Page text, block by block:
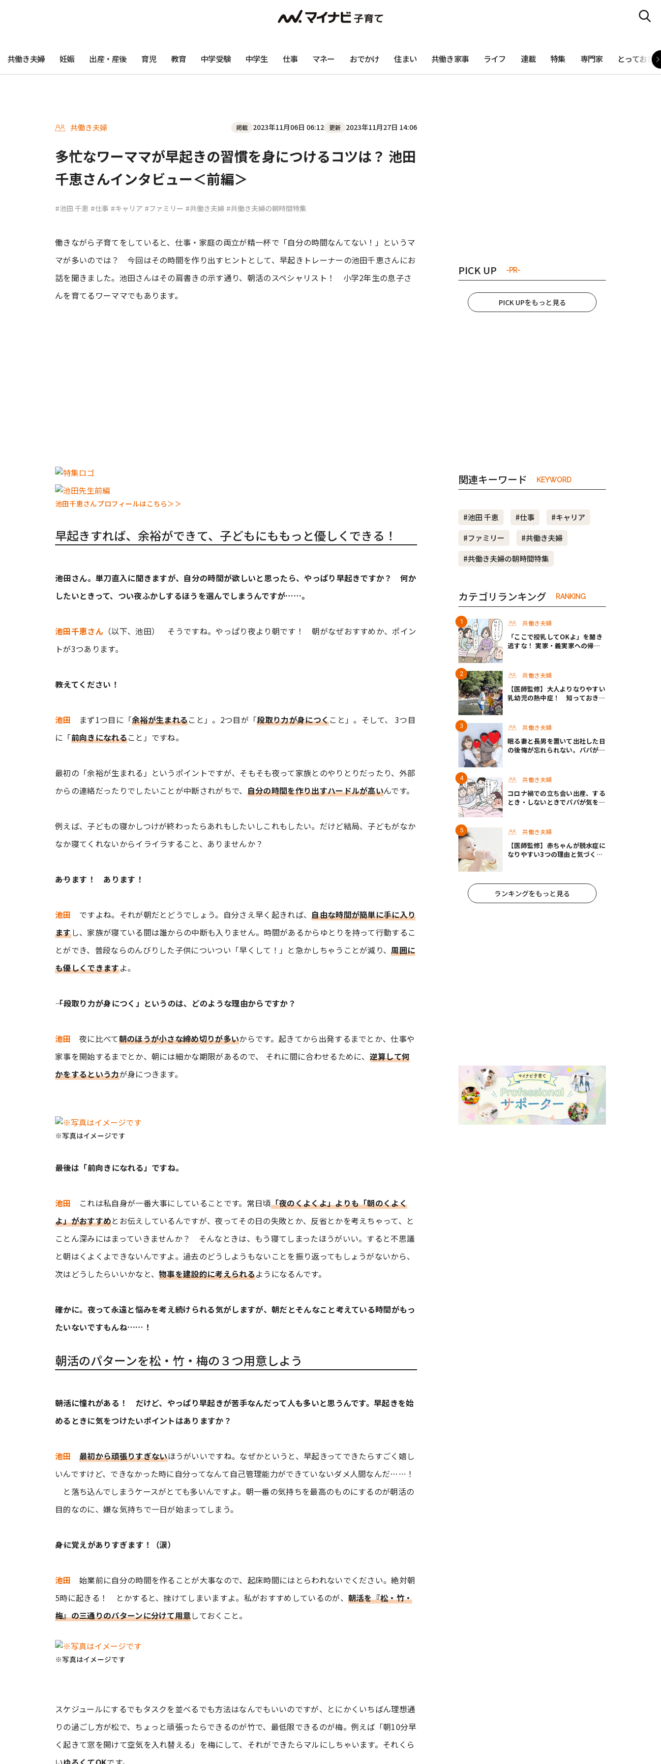
#渡邊大地の令和的ワーパパ道
共働き夫婦 妊娠 出産・産後 育児 教育 中学受験 中学生 仕事 マネー おでかけ 住まい 共働き家事 ライフ 連載 特集 専門家 とっておき
共働き夫婦 掲載 2023年11月06日 06:12 更新 2023年11月27日 14:06
多忙なワーママが早起きの習慣を身につけるコツは？ 池田
千恵さんインタビュー＜前編＞
#池田 千恵 #仕事 #キャリア #ファミリー #共働き夫婦 #共働き夫婦の朝時間特集
働きながら子育てをしていると、仕事・家庭の両立が精一杯で「自分の時間なんてない！」というマ
マが多いのでは？ 今回はその時間を作り出すヒントとして、早起きトレーナーの池田千恵さんにお
話を聞きました。池田さんはその肩書きの示す通り、朝活のスペシャリスト！ 小学2年生の息子さ
んを育てるワーママでもあります。
池田千恵さんプロフィールはこちら＞＞
早起きすれば、余裕ができて、子どもにももっと優しくできる！
――池田さん。単刀直入に聞きますが、自分の時間が欲しいと思ったら、やっぱり早起きですか？ 何か
したいときって、つい夜ふかしするほうを選んでしまうんですが……。
池田千恵さん（以下、池田） そうですね。やっぱり夜より朝です！ 朝がなぜおすすめか、ポイン
トが3つあります。
――教えてください！
池田 まず1つ目に「余裕が生まれること」。2つ目が「段取り力が身につくこと」。そして、 3つ目
に「前向きになれること」ですね。
最初の「余裕が生まれる」というポイントですが、そもそも夜って家族とのやりとりだったり、外部
からの連絡だったりでしたいことが中断されがちで、 自分の時間を作り出すハードルが高いんです。
例えば、子どもの寝かしつけが終わったらあれもしたいしこれもしたい。だけど結局、子どもがなか
なか寝てくれないからイライラすること、ありませんか？
――あります！ あります！
池田 ですよね。それが朝だとどうでしょう。自分さえ早く起きれば、自由な時間が簡単に手に入り
ますし、家族が寝ている間は誰からの中断も入りません。時間があるからゆとりを持って行動するこ
とができ、普段ならのんびりした子供についつい「早くして！」と急かしちゃうことが減り、周囲に
も優しくできますよ。
――「段取り力が身につく」というのは、どのような理由からですか？
池田 夜に比べて朝のほうが小さな締め切りが多いからです。起きてから出発するまでとか、仕事や
家事を開始するまでとか、朝には細かな期限があるので、 それに間に合わせるために、 逆算して何
かをするという力が身につきます。
※写真はイメージです
――最後は「前向きになれる」ですね。
池田 これは私自身が一番大事にしていることです。常日頃「夜のくよくよ」よりも「朝のくよく
よ」がおすすめとお伝えしているんですが、夜ってその日の失敗とか、反省とかを考えちゃって、と
ことん深みにはまっていきませんか？ そんなときは、もう寝てしまったほうがいい。すると不思議
と朝はくよくよできないんですよ。過去のどうしようもないことを振り返ってもしょうがないから、
次はどうしたらいいかなと、物事を建設的に考えられるようになるんです。
――確かに。夜って永遠と悩みを考え続けられる気がしますが、朝だとそんなこと考えている時間がもっ
たいないですもんね……！
朝活のパターンを松・竹・梅の３つ用意しよう
――朝活に憧れがある！ だけど、やっぱり早起きが苦手なんだって人も多いと思うんです。早起きを始
めるときに気をつけたいポイントはありますか？
池田 最初から頑張りすぎないほうがいいですね。なぜかというと、早起きってできたらすごく嬉し
いんですけど、できなかった時に自分ってなんて自己管理能力ができていないダメ人間なんだ……！
と落ち込んでしまうケースがとても多いんですよ。朝一番の気持ちを最高のものにするのが朝活の
目的なのに、嫌な気持ちで一日が始まってしまう。
――身に覚えがありすぎます！（涙）
池田 始業前に自分の時間を作ることが大事なので、起床時間にはとらわれないでください。絶対朝
5時に起きる！ とかすると、挫けてしまいますよ。私がおすすめしているのが、 朝活を『松・竹・
梅』の三通りのパターンに分けて用意しておくこと。
※写真はイメージです
スケジュールにするでもタスクを並べるでも方法はなんでもいいのですが、とにかくいちばん理想通
りの過ごし方が松で、ちょっと頑張ったらできるのが竹で、最低限できるのが梅。例えば「朝10分早
く起きて窓を開けて空気を入れ替える」を梅にして、それができたらマルにしちゃいます。それくら
PICK UP -PR-
PICK UPをもっと見る
関連キーワード KEYWORD
#池田 千恵 #仕事
#キャリア
#ファミリー
#共働き夫婦
#共働き夫婦の朝時間特集
カテゴリランキング RANKING
共働き夫婦
「ここで授乳してOKよ」を聞き
逃すな！ 実家・義実家への帰省
共働き夫婦
【医師監修】大人よりなりやすい
乳幼児の熱中症！ 知っておきた
共働き夫婦
眠る妻と長男を置いて出社した日
の後悔が忘れられない。パパが挑
共働き夫婦
コロナ禍での立ち会い出産、する
とき・しないときでパパが気をつ
共働き夫婦
【医師監修】赤ちゃんが脱水症に
なりやすい3つの理由と気づくポ
ランキングをもっと見る